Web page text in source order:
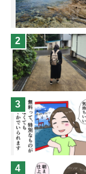
予防法
2
3
4